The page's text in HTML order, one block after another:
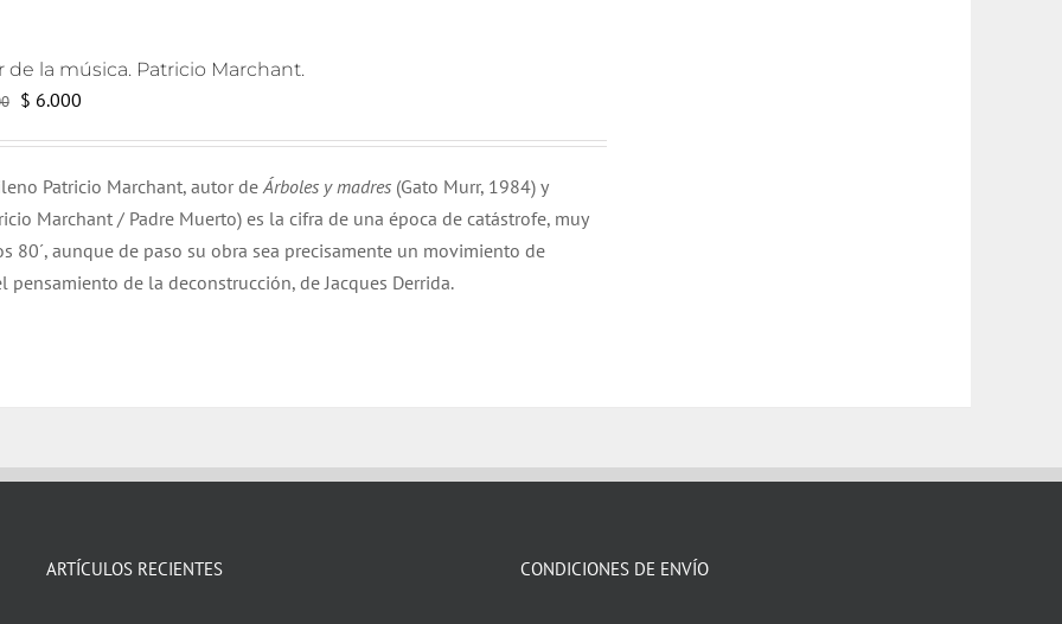
de la música. Patricio Marchant.
El
era:
$ 12.000.
$ 6.000El
es:
$ 6.000.
Patricio Marchant, autor deÁrboles y madres (Gato Murr, 1984) y
Marchant / Padre Muerto) es la cifra de una época de catástrofe, muy
80´, aunque de paso su obra sea precisamente un movimiento de
de la deconstrucción, de Jacques Derrida.
ARTÍCULOS RECIENTES CONDICIONES DE ENVÍO